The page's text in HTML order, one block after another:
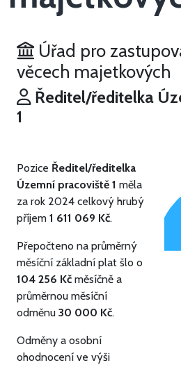
Úřad pro
věcech majetkových
Ředitel/ředitelka
1
Pozice Ředitel/ředitelka
Územní pracoviště 1 měla
za rok 2024 celkový hrubý
příjem 1 611 069 Kč.
Přepočteno na průměrný
měsíční základní plat šlo o
104 256 Kč měsíčně a
průměrnou měsíční
odměnu 30 000 Kč.
Odměny a osobní
ohodnocení ve výši